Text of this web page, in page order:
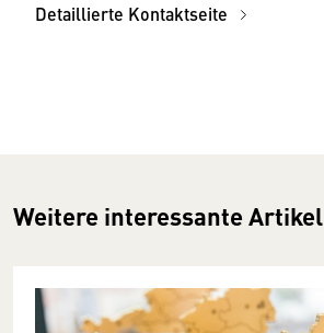
Detaillierte Kontaktseite
Weitere interessante Artikel